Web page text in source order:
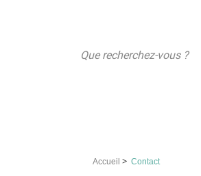
Accueil > Contact